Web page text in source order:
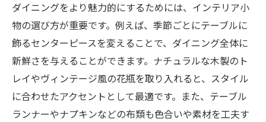
テーマに基づく家具のレイアウト
テーマの変化に合わせた柔軟な家具選び
四季に応じたテーマのアレンジ方法
ダイニングをより魅力的にするためには、インテリア小
物の選び方が重要です。例えば、季節ごとにテーブルに
飾るセンターピースを変えることで、ダイニング全体に
新鮮さを与えることができます。ナチュラルな木製のト
レイやヴィンテージ風の花瓶を取り入れると、スタイル
に合わせたアクセントとして最適です。また、テーブル
ランナーやナプキンなどの布類も色合いや素材を工夫す